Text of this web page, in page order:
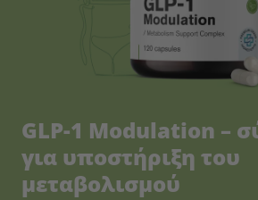
GLP-1 Modulation –
για υποστήριξη του
μεταβολισμού